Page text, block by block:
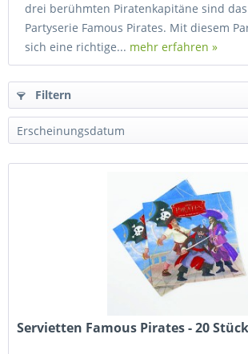
drei berühmten Piratenkapitäne sind
Partyserie Famous Pirates. Mit diesem
sich eine richtige... mehr erfahren »
Filtern
Servietten Famous Pirates - 20 Stück